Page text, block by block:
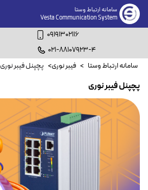
سامانه ارتباط وستا
Vesta Communication System
09191302116
021-88107923-4
سامانه ارتباط وستا > فیبر نوری> پچپنل فیبر نوری
پچپنل فیبر نوری